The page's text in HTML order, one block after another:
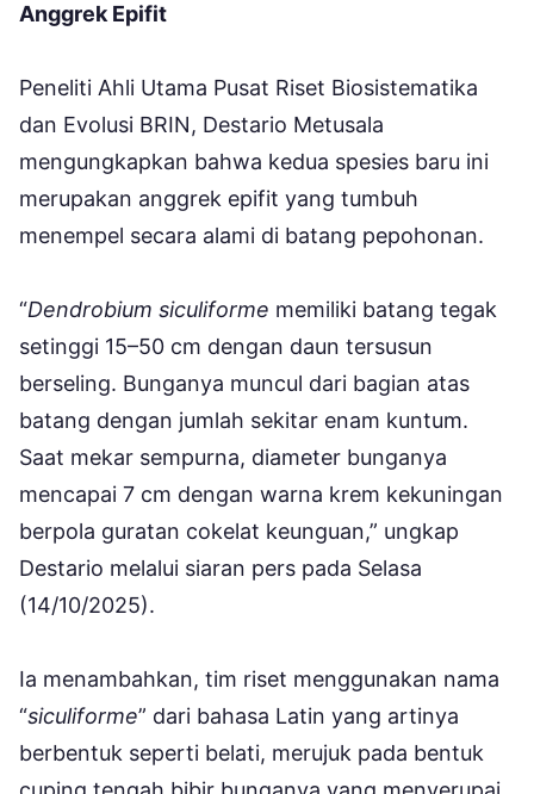
Anggrek Epifit
Peneliti Ahli Utama Pusat Riset Biosistematika
dan Evolusi BRIN, Destario Metusala
mengungkapkan bahwa kedua spesies baru ini
merupakan anggrek epifit yang tumbuh
menempel secara alami di batang pepohonan.
“Dendrobium siculiforme memiliki batang tegak
setinggi 15–50 cm dengan daun tersusun
berseling. Bunganya muncul dari bagian atas
batang dengan jumlah sekitar enam kuntum.
Saat mekar sempurna, diameter bunganya
mencapai 7 cm dengan warna krem kekuningan
berpola guratan cokelat keunguan,” ungkap
Destario melalui siaran pers pada Selasa
(14/10/2025).
Ia menambahkan, tim riset menggunakan nama
“siculiforme” dari bahasa Latin yang artinya
berbentuk seperti belati, merujuk pada bentuk